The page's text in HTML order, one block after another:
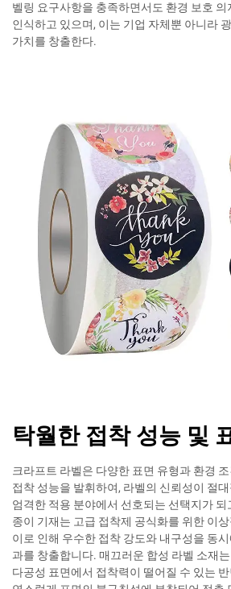
벨링 요구사항을 충족하면서도 환경 보호 의
인식하고 있으며, 이는 기업 자체뿐 아니라
가치를 창출한다.
탁월한 접착 성능 및
크라프트 라벨은 다양한 표면 유형과 환경
접착 성능을 발휘하여, 라벨의 신뢰성이 절
엄격한 적용 분야에서 선호되는 선택지가 되
종이 기재는 고급 접착제 공식화를 위한 이
이로 인해 우수한 접착 강도와 내구성을 동
과를 창출합니다. 매끄러운 합성 라벨 소재
다공성 표면에서 접착력이 떨어질 수 있는